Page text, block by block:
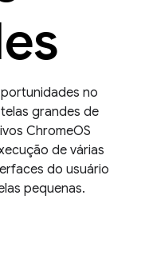
no
grandes de
ChromeOS
de várias
do usuário
pequenas.